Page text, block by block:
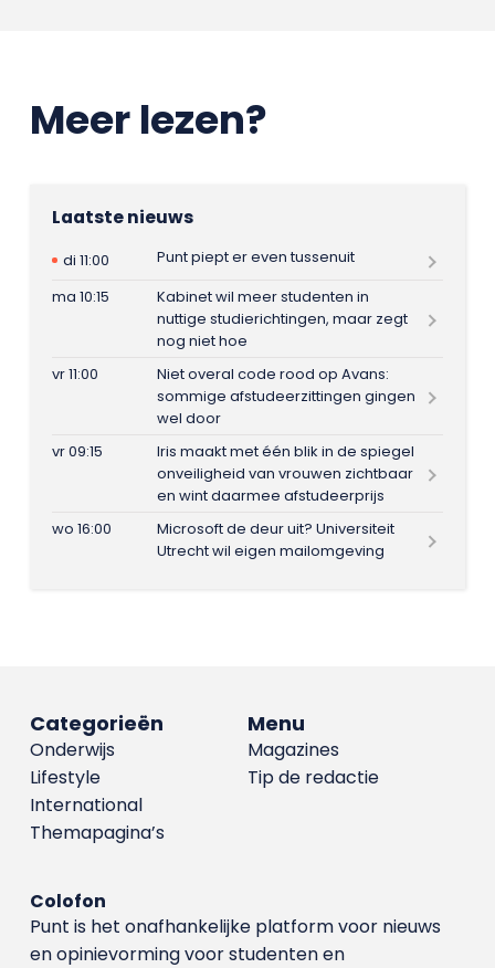
Meer lezen?
Laatste nieuws
di 11:00
Punt piept er even tussenuit
ma 10:15
Kabinet wil meer studenten in
nuttige studierichtingen, maar zegt
nog niet hoe
vr 11:00
Niet overal code rood op Avans:
sommige afstudeerzittingen gingen
wel door
vr 09:15
Iris maakt met één blik in de spiegel
onveiligheid van vrouwen zichtbaar
en wint daarmee afstudeerprijs
wo 16:00
Microsoft de deur uit? Universiteit
Utrecht wil eigen mailomgeving
Menu
Magazines
Tip de redactie
Categorieën
Onderwijs
Lifestyle
International
Themapagina’s
Colofon
Punt is het onafhankelijke platform voor nieuws
en opinievorming voor studenten en